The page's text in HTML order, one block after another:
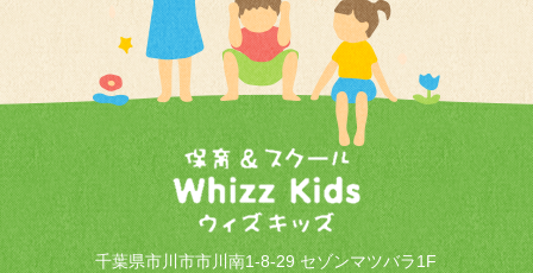
千葉県市川市市川南1-8-29 セゾンマツバラ1F